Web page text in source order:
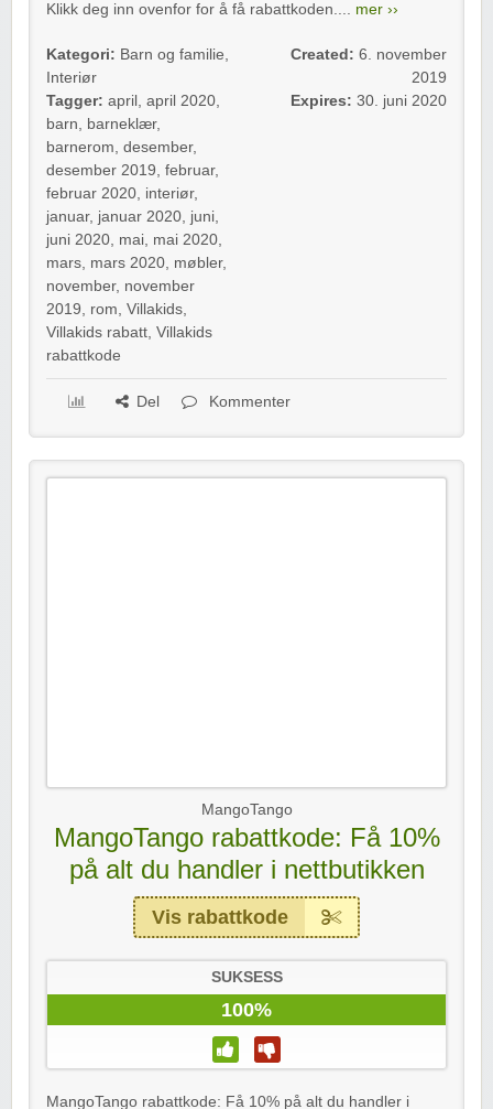
Klikk deg inn ovenfor for å få rabattkoden.... mer ››
Kategori: Barn og familie,
Interiør
Tagger: april , april 2020,
barn, barneklær,
barnerom, desember,
desember 2019, februar,
februar 2020, interiør,
januar, januar 2020, juni,
juni 2020, mai, mai 2020,
mars, mars 2020, møbler,
november, november
2019, rom, Villakids,
Villakids rabatt, Villakids
rabattkode
Created: 6. november
2019
Expires: 30. juni 2020
Del Kommenter
MangoTango
MangoTango rabattkode: Få 10%
på alt du handler i nettbutikken
Vis rabattkode
SUKSESS
100%
MangoTango rabattkode: Få 10% på alt du handler i